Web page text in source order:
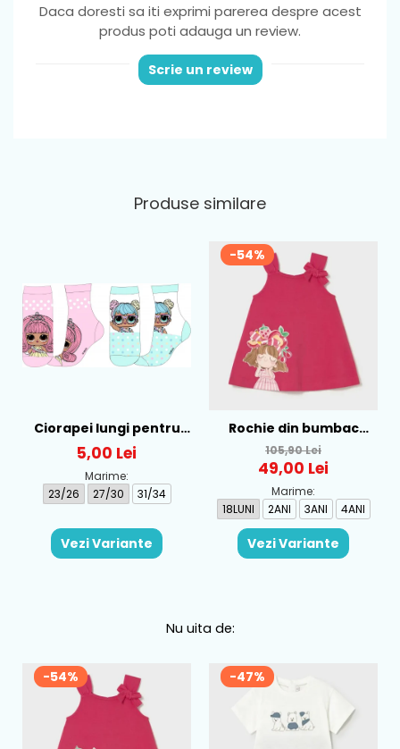
Daca doresti sa iti exprimi parerea despre acest
produs poti adauga un review.
Scrie un review
Produse similare
Ciorapei lungi pentru
fete cu personaj LOL -
52-34-315
5,00 Lei
Marime:
23/26
27/30 31/34
Vezi Variante
-54%
Rochie din bumbac
pentru fete Mayoral,
Rosu - 1930-069
105,90 Lei
49,00 Lei
Marime:
18LUNI
2ANI 3ANI 4ANI
Vezi Variante
Nu uita de:
-54% -47%